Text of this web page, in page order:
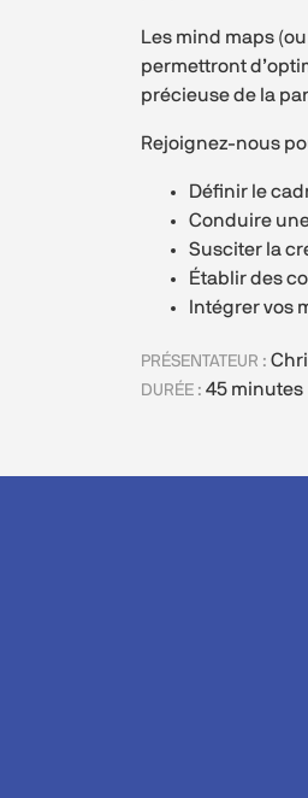
Les mind maps
permettront
précieuse de la
Rejoignez-nous
Définir le
Conduire
Susciter la
Établir des
Intégrer vos
PRÉSENTATEUR :
DURÉE : 45 minutes